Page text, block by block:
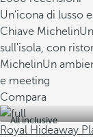
Un'icona di lusso
Chiave Michelin
sull'isola, con
MichelinUn
e meeting
Compara
All inclusive
Royal Hideaway